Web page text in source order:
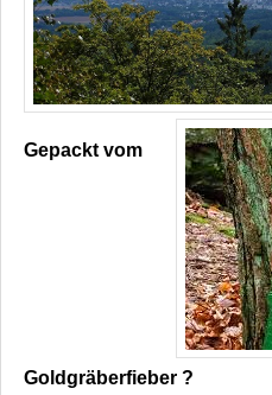
Gepackt vom
Goldgräberfieber ?